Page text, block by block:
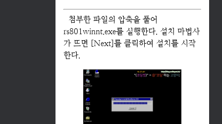
첨부한 파일의 압축을 풀어
rs801winnt.exe를 실행한다. 설치 마법사
가 뜨면 [Next]를 클릭하여 설치를 시작
한다.